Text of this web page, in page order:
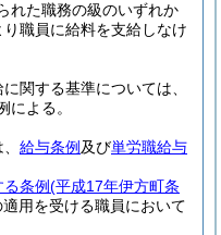
れた職務の級のいずれか
職員に給料を支給しなけ
関する基準については、
による。
給与条例 及び単労職給与
条例(平成17年伊方町条
適用を受ける職員において